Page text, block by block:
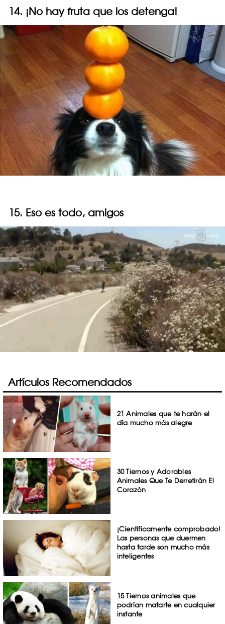
14. ¡No hay fruta que los detenga!
15. Eso es todo, amigos
Artículos Recomendados
21 Animales que te harán el
día mucho más alegre
30 Tiernos y Adorables
Animales Que Te Derretirán El
Corazón
¡Científicamente comprobado!
Las personas que duermen
hasta tarde son mucho más
inteligentes
15 Tiernos animales que
podrían matarte en cualquier
instante